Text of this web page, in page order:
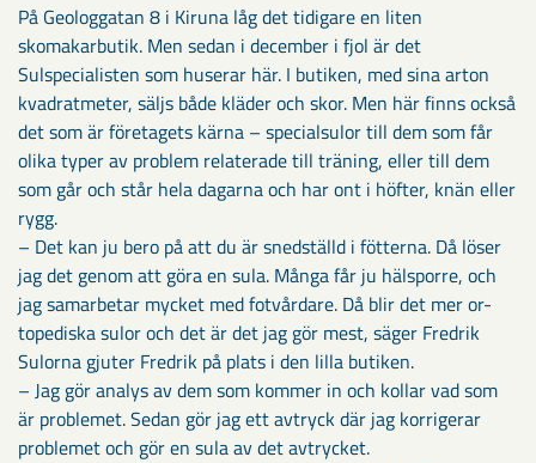
På Geologgatan 8 i Kiruna låg det tidigare en liten
skomakarbutik. Men sedan i december i fjol är det
Sulspecialisten som huserar här. I butiken, med sina arton
kvadratmeter, säljs både kläder och skor. Men här finns också
det som är företagets kärna – specialsulor till dem som får
olika typer av problem relaterade till träning, eller till dem
som går och står hela dagarna och har ont i höfter, knän eller
rygg.
– Det kan ju bero på att du är snedställd i fötterna. Då löser
jag det genom att göra en sula. Många får ju hälsporre, och
jag samarbetar mycket med fotvårdare. Då blir det mer or-
topediska sulor och det är det jag gör mest, säger Fredrik
Sulorna gjuter Fredrik på plats i den lilla butiken.
– Jag gör analys av dem som kommer in och kollar vad som
är problemet. Sedan gör jag ett avtryck där jag korrigerar
problemet och gör en sula av det avtrycket.